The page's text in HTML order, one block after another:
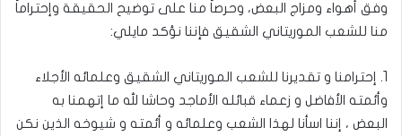
وفق أهواء ومزاج البعض، وحرصاً منا على توضيح الحقيقة وإحتراماً
منا للشعب الموريتاني الشقيق فإننا نؤكد مايلي:
1. إحترامنا و تقديرنا للشعب الموريتاني الشقيق وعلمائه الأجلاء
وأئمته الأفاضل و زعماء قبائله الأماجد وحاشا لله ما إتهمنا به
البعض ، إننا اسأنا لهذا الشعب وعلمائه و أئمته و شيوخه الذين نكن